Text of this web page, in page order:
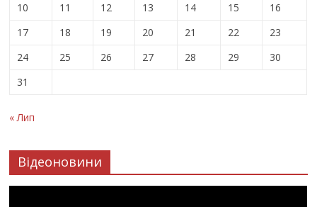
10
11 12 13 14 15
16
17
18 19 20 21 22
23
24
25 26 27 28 29
30
31
« Лип
Відеоновини